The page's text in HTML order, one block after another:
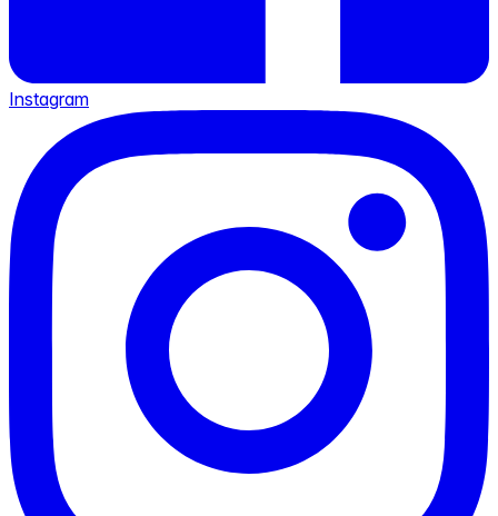
Instagram